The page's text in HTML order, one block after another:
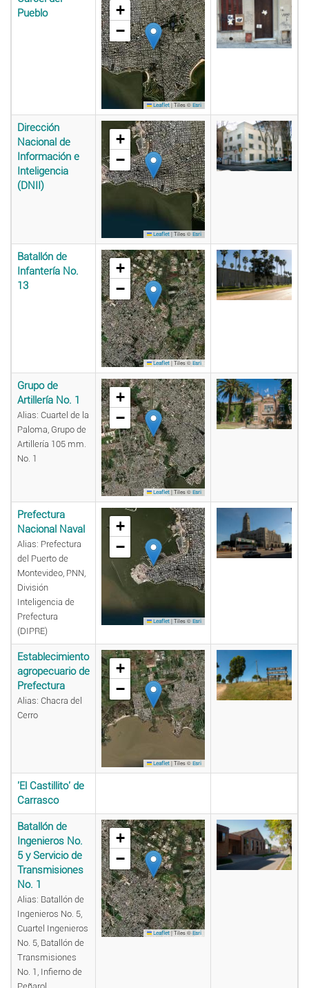
Pueblo
+
−
Leaflet |Tiles © Esri
Dirección
Nacional de
Información e
Inteligencia
(DNII)
+
−
Leaflet |Tiles © Esri
Batallón de
Infantería No.
13
+
−
Leaflet |Tiles © Esri
Grupo de
Artillería No. 1
Alias: Cuartel de la
Paloma, Grupo de
Artillería 105 mm.
No. 1
+
−
Leaflet |Tiles © Esri
Prefectura
Nacional Naval
Alias: Prefectura
del Puerto de
Montevideo, PNN,
División
Inteligencia de
Prefectura
(DIPRE)
+
−
Leaflet |Tiles © Esri
Establecimiento
agropecuario de
Prefectura
Alias: Chacra del
Cerro
+
−
Leaflet |Tiles © Esri
'El Castillito' de
Carrasco
Batallón de
Ingenieros No.
5 y Servicio de
Transmisiones
No. 1
Alias: Batallón de
Ingenieros No. 5,
Cuartel Ingenieros
No. 5, Batallón de
Transmisiones
No. 1, Infierno de
+
−
Leaflet |Tiles © Esri